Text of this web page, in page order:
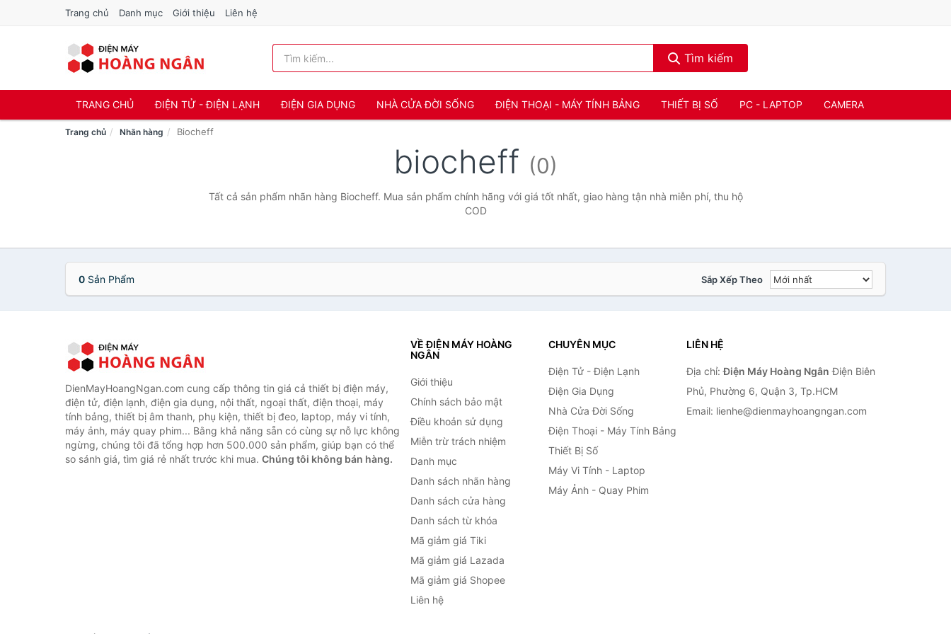
Trang chủ Danh mục Giới thiệu Liên hệ
Tìm kiếm
TRANG CHỦ ĐIỆN TỬ - ĐIỆN LẠNH ĐIỆN GIA DỤNG NHÀ CỬA ĐỜI SỐNG ĐIỆN THOẠI - MÁY TÍNH BẢNG THIẾT BỊ SỐ PC - LAPTOP CAMERA
Trang chủ Nhãn hàng Biocheff
biocheff (0)
Tất cả sản phẩm nhãn hàng Biocheff. Mua sản phẩm chính hãng với giá tốt nhất, giao hàng tận nhà miễn phí, thu hộ
COD
0 Sản Phẩm Sắp Xếp Theo
DienMayHoangNgan.com cung cấp thông tin giá cả thiết bị điện máy,
điện tử, điện lạnh, điện gia dụng, nội thất, ngoại thất, điện thoại, máy
tính bảng, thiết bị âm thanh, phụ kiện, thiết bị đeo, laptop, máy vi tính,
máy ảnh, máy quay phim... Bằng khả năng sẵn có cùng sự nỗ lực không
ngừng, chúng tôi đã tổng hợp hơn 500.000 sản phẩm, giúp bạn có thể
so sánh giá, tìm giá rẻ nhất trước khi mua. Chúng tôi không bán hàng.
VỀ ĐIỆN MÁY HOÀNG
NGÂN
Giới thiệu
Chính sách bảo mật
Điều khoản sử dụng
Miễn trừ trách nhiệm
Danh mục
Danh sách nhãn hàng
Danh sách cửa hàng
Danh sách từ khóa
Mã giảm giá Tiki
Mã giảm giá Lazada
Mã giảm giá Shopee
Liên hệ
CHUYÊN MỤC
Điện Tử - Điện Lạnh
Điện Gia Dụng
Nhà Cửa Đời Sống
Điện Thoại - Máy Tính Bảng
Thiết Bị Số
Máy Vi Tính - Laptop
Máy Ảnh - Quay Phim
LIÊN HỆ
Địa chỉ:Điện Máy Hoàng Ngân Điện Biên
Phủ, Phường 6, Quận 3, Tp.HCM
Email: lienhe@dienmayhoangngan.com